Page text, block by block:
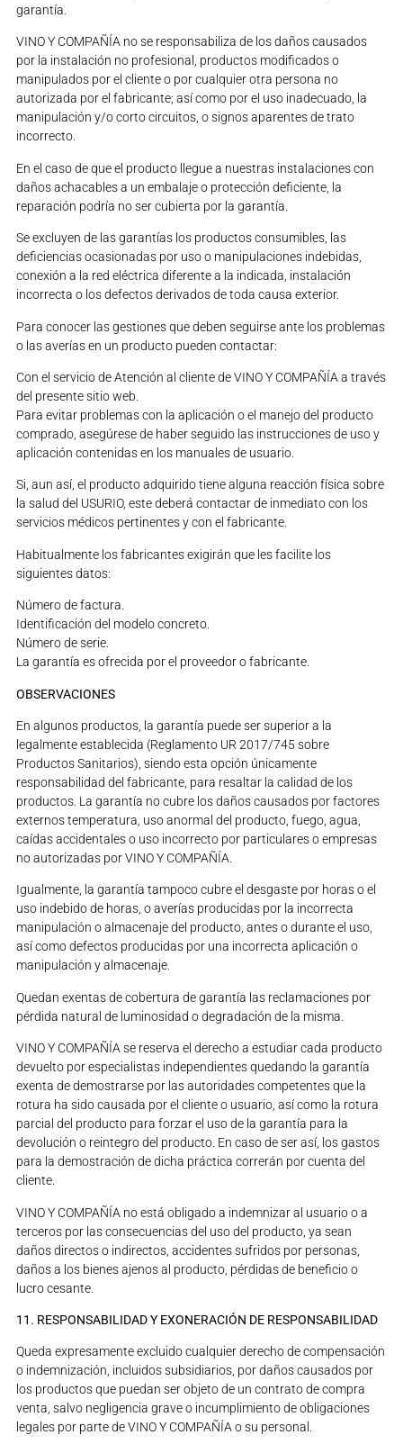
garantía.
VINO Y COMPAÑÍA no se responsabiliza de los daños causados
por la instalación no profesional, productos modificados o
manipulados por el cliente o por cualquier otra persona no
autorizada por el fabricante; así como por el uso inadecuado, la
manipulación y/o corto circuitos, o signos aparentes de trato
incorrecto.
En el caso de que el producto llegue a nuestras instalaciones con
daños achacables a un embalaje o protección deficiente, la
reparación podría no ser cubierta por la garantía.
Se excluyen de las garantías los productos consumibles, las
deficiencias ocasionadas por uso o manipulaciones indebidas,
conexión a la red eléctrica diferente a la indicada, instalación
incorrecta o los defectos derivados de toda causa exterior.
Para conocer las gestiones que deben seguirse ante los problemas
o las averías en un producto pueden contactar:
Con el servicio de Atención al cliente de VINO Y COMPAÑÍA a través
del presente sitio web.
Para evitar problemas con la aplicación o el manejo del producto
comprado, asegúrese de haber seguido las instrucciones de uso y
aplicación contenidas en los manuales de usuario.
Si, aun así, el producto adquirido tiene alguna reacción física sobre
la salud del USURIO, este deberá contactar de inmediato con los
servicios médicos pertinentes y con el fabricante.
Habitualmente los fabricantes exigirán que les facilite los
siguientes datos:
Número de factura.
Identificación del modelo concreto.
Número de serie.
La garantía es ofrecida por el proveedor o fabricante.
OBSERVACIONES
En algunos productos, la garantía puede ser superior a la
legalmente establecida (Reglamento UR 2017/745 sobre
Productos Sanitarios), siendo esta opción únicamente
responsabilidad del fabricante, para resaltar la calidad de los
productos. La garantía no cubre los daños causados por factores
externos temperatura, uso anormal del producto, fuego, agua,
caídas accidentales o uso incorrecto por particulares o empresas
no autorizadas por VINO Y COMPAÑÍA.
Igualmente, la garantía tampoco cubre el desgaste por horas o el
uso indebido de horas, o averías producidas por la incorrecta
manipulación o almacenaje del producto, antes o durante el uso,
así como defectos producidas por una incorrecta aplicación o
manipulación y almacenaje.
Quedan exentas de cobertura de garantía las reclamaciones por
pérdida natural de luminosidad o degradación de la misma.
VINO Y COMPAÑÍA se reserva el derecho a estudiar cada producto
devuelto por especialistas independientes quedando la garantía
exenta de demostrarse por las autoridades competentes que la
rotura ha sido causada por el cliente o usuario, así como la rotura
parcial del producto para forzar el uso de la garantía para la
devolución o reintegro del producto. En caso de ser así, los gastos
para la demostración de dicha práctica correrán por cuenta del
cliente.
VINO Y COMPAÑÍA no está obligado a indemnizar al usuario o a
terceros por las consecuencias del uso del producto, ya sean
daños directos o indirectos, accidentes sufridos por personas,
daños a los bienes ajenos al producto, pérdidas de beneficio o
lucro cesante.
11. RESPONSABILIDAD Y EXONERACIÓN DE RESPONSABILIDAD
Queda expresamente excluido cualquier derecho de compensación
o indemnización, incluidos subsidiarios, por daños causados por
los productos que puedan ser objeto de un contrato de compra
venta, salvo negligencia grave o incumplimiento de obligaciones
legales por parte de VINO Y COMPAÑÍA o su personal.